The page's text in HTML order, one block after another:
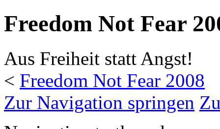
Freedom Not Fear
Aus Freiheit statt Angst!
< Freedom Not Fear 2008
Zur Navigation springen